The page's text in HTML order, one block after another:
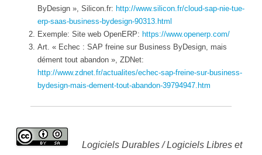
ByDesign », Silicon.fr: http://www.silicon.fr/cloud-sap-nie-tue-
erp-saas-business-bydesign-90313.html
Exemple: Site web OpenERP: https://www.openerp.com/
Art. « Echec : SAP freine sur Business ByDesign, mais
dément tout abandon », ZDNet:
http://www.zdnet.fr/actualites/echec-sap-freine-sur-business-
bydesign-mais-dement-tout-abandon-39794947.htm
Logiciels Durables / Logiciels Libres et